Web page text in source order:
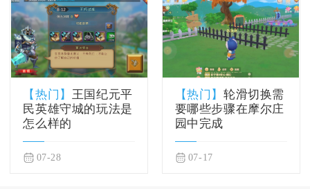
【热门】 王国纪元平
民英雄守城的玩法是
怎么样的
07-28
【热门】轮滑切换需
要哪些步骤在摩尔庄
园中完成
07-17